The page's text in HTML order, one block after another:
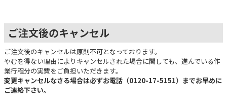
ご注文後のキャンセル
ご注文後のキャンセルは原則不可となっております。
やむを得ない理由によりキャンセルされた場合に関しても、進んでいる作
業行程分の実費をご負担いただきます。
変更キャンセルなさる場合は必ずお電話（0120-17-5151）までお早めに
ご連絡下さい。